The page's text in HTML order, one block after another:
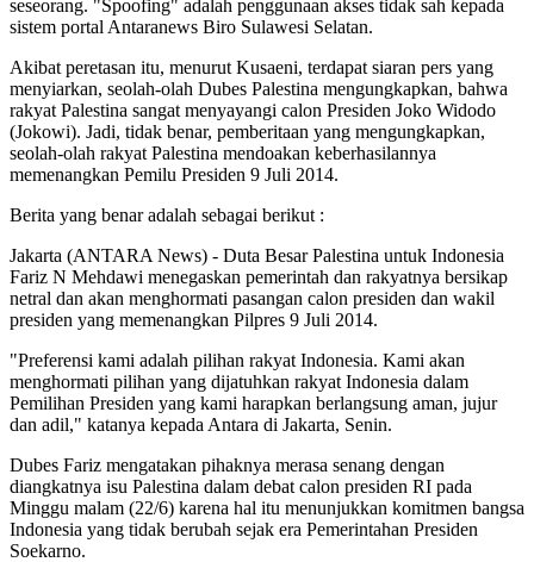
seseorang. "Spoofing" adalah penggunaan akses tidak sah kepada
sistem portal Antaranews Biro Sulawesi Selatan.
Akibat peretasan itu, menurut Kusaeni, terdapat siaran pers yang
menyiarkan, seolah-olah Dubes Palestina mengungkapkan, bahwa
rakyat Palestina sangat menyayangi calon Presiden Joko Widodo
(Jokowi). Jadi, tidak benar, pemberitaan yang mengungkapkan,
seolah-olah rakyat Palestina mendoakan keberhasilannya
memenangkan Pemilu Presiden 9 Juli 2014.
Berita yang benar adalah sebagai berikut :
Jakarta (ANTARA News) - Duta Besar Palestina untuk Indonesia
Fariz N Mehdawi menegaskan pemerintah dan rakyatnya bersikap
netral dan akan menghormati pasangan calon presiden dan wakil
presiden yang memenangkan Pilpres 9 Juli 2014.
"Preferensi kami adalah pilihan rakyat Indonesia. Kami akan
menghormati pilihan yang dijatuhkan rakyat Indonesia dalam
Pemilihan Presiden yang kami harapkan berlangsung aman, jujur
dan adil," katanya kepada Antara di Jakarta, Senin.
Dubes Fariz mengatakan pihaknya merasa senang dengan
diangkatnya isu Palestina dalam debat calon presiden RI pada
Minggu malam (22/6) karena hal itu menunjukkan komitmen bangsa
Indonesia yang tidak berubah sejak era Pemerintahan Presiden
Soekarno.